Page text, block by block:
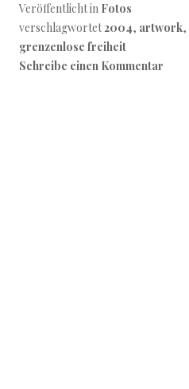
Veröffentlicht in Fotos
verschlagwortet2004, artwork,
grenzenlose freiheit
Schreibe einen Kommentar